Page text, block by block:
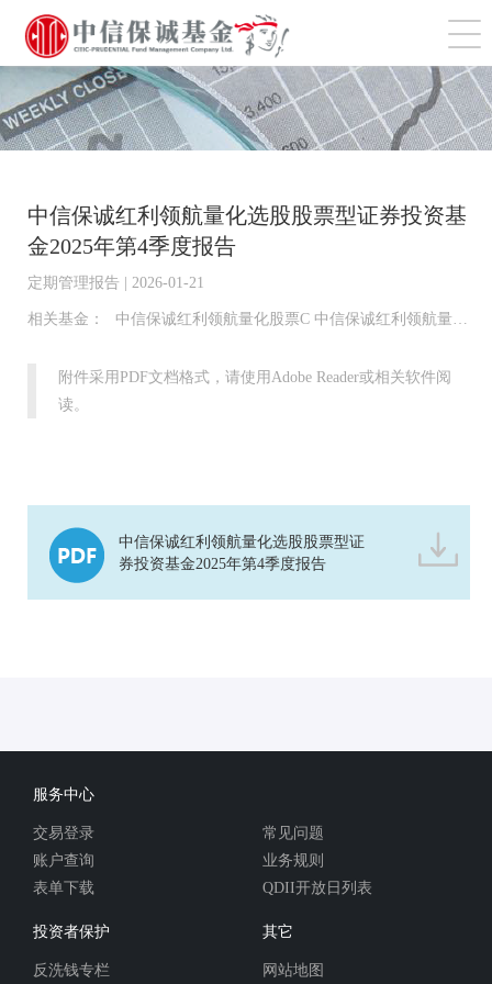
切
中信保诚红利领航量化选股股票型证券投资基
金2025年第4季度报告
定期管理报告 | 2026-01-21
相关基金： 中信保诚红利领航量化股票C 中信保诚红利领航量化股票A
附件采用PDF文档格式，请使用Adobe Reader或相关软件阅
读。
中信保诚红利领航量化选股股票型证
券投资基金2025年第4季度报告
服务中心
交易登录
账户查询
表单下载
常见问题
业务规则
QDII开放日列表
投资者保护
反洗钱专栏
其它
网站地图